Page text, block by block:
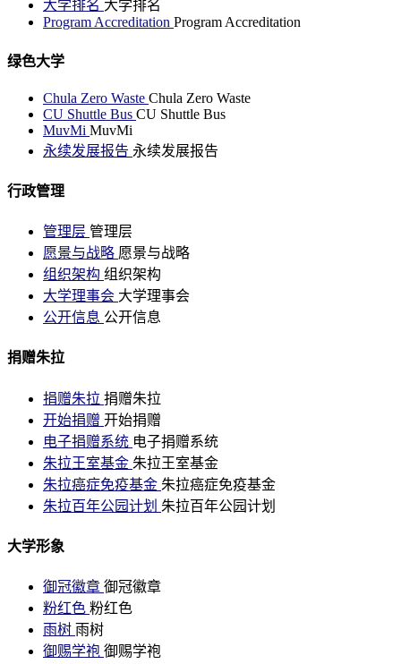
大学排名 大学排名
Program Accreditation Program Accreditation
绿色大学
Chula Zero Waste Chula Zero Waste
CU Shuttle Bus CU Shuttle Bus
MuvMi MuvMi
永续发展报告 永续发展报告
行政管理
管理层 管理层
愿景与战略 愿景与战略
组织架构 组织架构
大学理事会 大学理事会
公开信息 公开信息
捐赠朱拉
捐赠朱拉 捐赠朱拉
开始捐赠 开始捐赠
电子捐赠系统 电子捐赠系统
朱拉王室基金 朱拉王室基金
朱拉癌症免疫基金 朱拉癌症免疫基金
朱拉百年公园计划 朱拉百年公园计划
大学形象
御冠徽章 御冠徽章
粉红色 粉红色
雨树 雨树
御赐学袍 御赐学袍